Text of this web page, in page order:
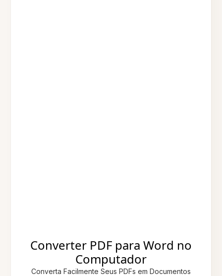
Converter PDF para Word no
Computador
Converta Facilmente Seus PDFs em Documentos